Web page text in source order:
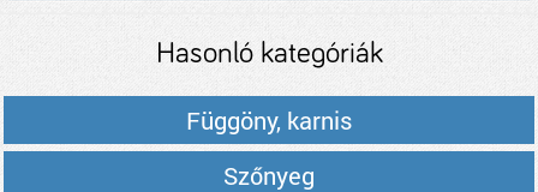
Hasonló kategóriák
Függöny, karnis
Szőnyeg